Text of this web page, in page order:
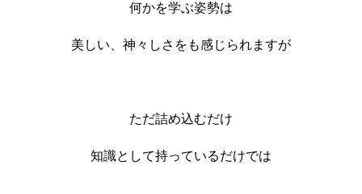
何かを学ぶ姿勢は
美しい、神々しさをも感じられますが
ただ詰め込むだけ
知識として持っているだけでは